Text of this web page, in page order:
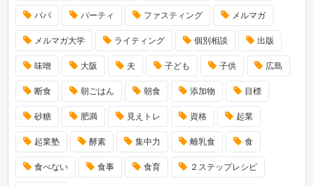
パパ パーティ ファスティング メルマガ
メルマガ大学 ライティング 個別相談 出版
味噌 大阪 夫 子ども 子供 広島
断食 朝ごはん 朝食 添加物 目標
砂糖 肥満 見えトレ 資格 起業
起業塾 酵素 集中力 離乳食 食
食べない 食事 食育 ２ステップレシピ